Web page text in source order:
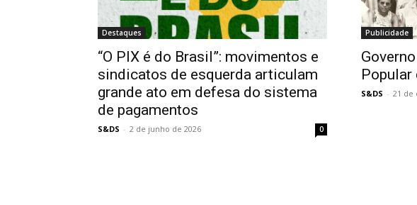
Destaques
“O PIX é do Brasil”: movimentos e
sindicatos de esquerda articulam
grande ato em defesa do sistema
de pagamentos
S&DS - 2 de junho de 2026 0
Publicidade
S&DS - 21 de